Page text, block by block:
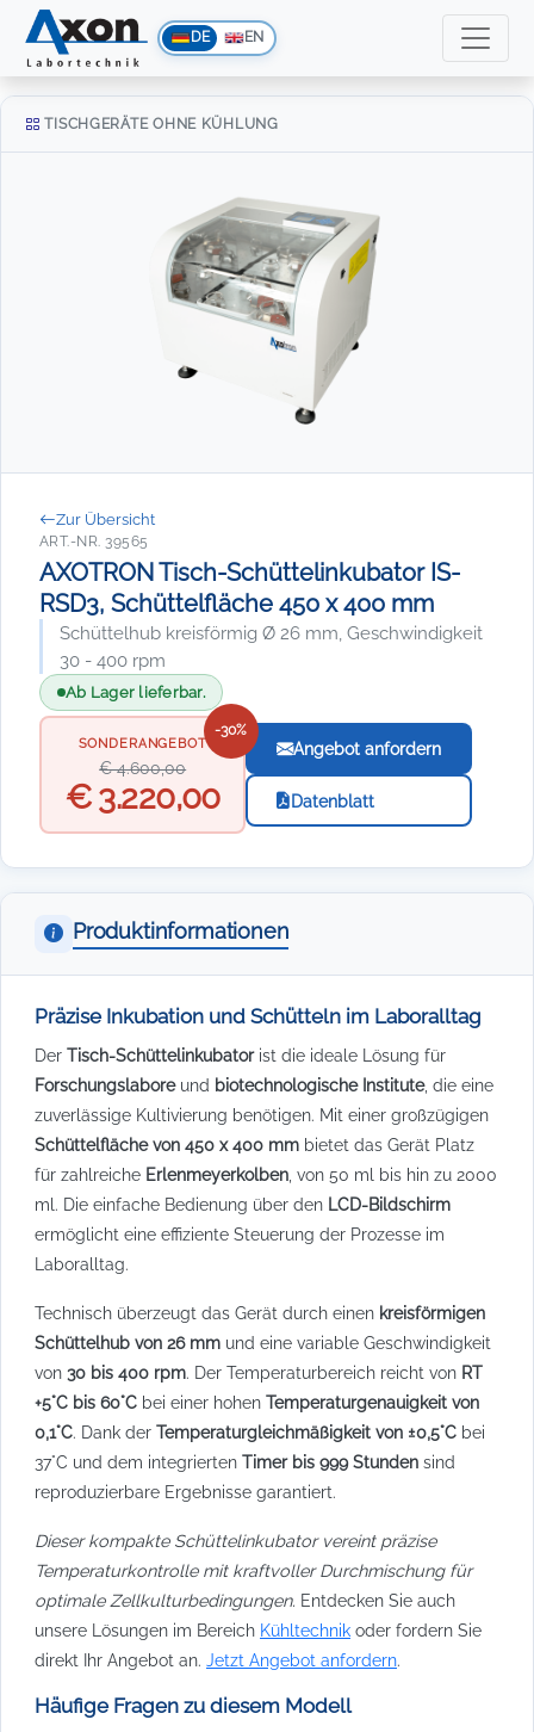
DE EN
TISCHGERÄTE OHNE KÜHLUNG
Zur Übersicht
ART.-NR. 39565
AXOTRON Tisch-Schüttelinkubator IS-
RSD3, Schüttelfläche 450 x 400 mm
Schüttelhub kreisförmig Ø 26 mm, Geschwindigkeit
30 - 400 rpm
Ab Lager lieferbar.
-30%
SONDERANGEBOT
€ 4.600,00
€ 3.220,00
Angebot anfordern
Datenblatt
Produktinformationen
Präzise Inkubation und Schütteln im Laboralltag
Der Tisch-Schüttelinkubatorist die ideale Lösung für
Forschungslaboreund biotechnologische Institute, die eine
zuverlässige Kultivierung benötigen. Mit einer großzügigen
Schüttelfläche von 450 x 400 mm bietet das Gerät Platz
für zahlreiche Erlenmeyerkolben , von 50 ml bis hin zu 2000
ml. Die einfache Bedienung über den LCD-Bildschirm
ermöglicht eine effiziente Steuerung der Prozesse im
Laboralltag.
Technisch überzeugt das Gerät durch einen kreisförmigen
Schüttelhub von 26 mm und eine variable Geschwindigkeit
von 30 bis 400 rpm. Der Temperaturbereich reicht von RT
+5°C bis 60°C bei einer hohen Temperaturgenauigkeit von
0,1°C. Dank der Temperaturgleichmäßigkeit von ±0,5°C bei
37°C und dem integrierten Timer bis 999 Stunden sind
reproduzierbare Ergebnisse garantiert.
Dieser kompakte Schüttelinkubator vereint präzise
Temperaturkontrolle mit kraftvoller Durchmischung für
optimale Zellkulturbedingungen. Entdecken Sie auch
unsere Lösungen im Bereich Kühltechnik oder fordern Sie
direkt Ihr Angebot an. Jetzt Angebot anfordern.
Häufige Fragen zu diesem Modell